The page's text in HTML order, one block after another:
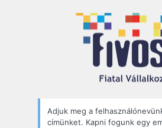
Adjuk meg a
címünket. Kapni fogunk egy